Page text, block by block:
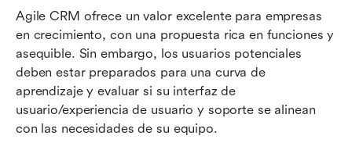
Agile CRM ofrece un valor excelente para empresas
en crecimiento, con una propuesta rica en funciones y
asequible. Sin embargo, los usuarios potenciales
deben estar preparados para una curva de
aprendizaje y evaluar si su interfaz de
usuario/experiencia de usuario y soporte se alinean
con las necesidades de su equipo.